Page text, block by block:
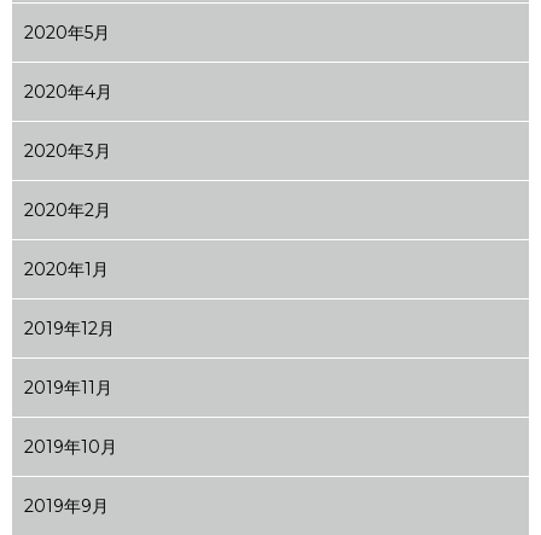
2020年5月
2020年4月
2020年3月
2020年2月
2020年1月
2019年12月
2019年11月
2019年10月
2019年9月